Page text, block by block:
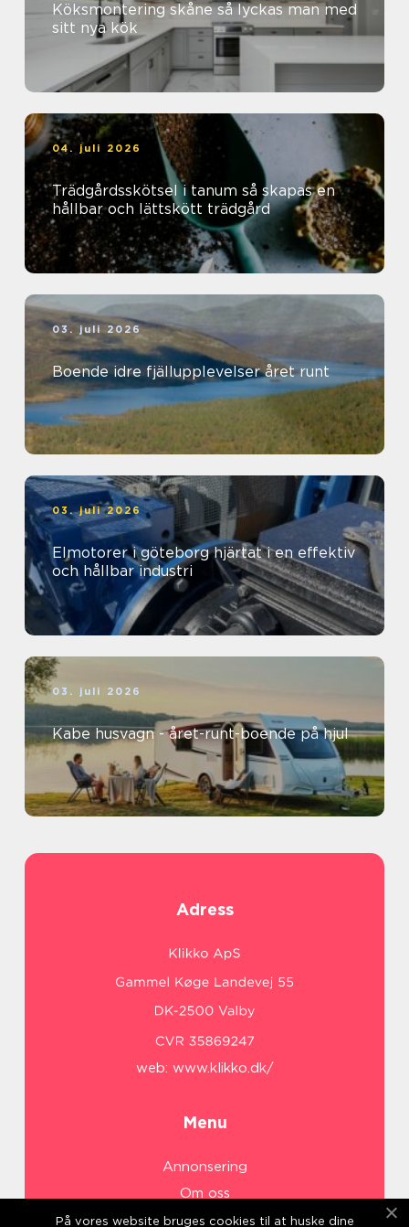
Köksmontering skåne så lyckas man med
sitt nya kök
04. juli 2026
Trädgårdsskötsel i tanum så skapas en
hållbar och lättskött trädgård
03. juli 2026
Boende idre fjällupplevelser året runt
03. juli 2026
Elmotorer i göteborg hjärtat i en effektiv
och hållbar industri
03. juli 2026
Kabe husvagn - året-runt-boende på hjul
Adress
web: www.klikko.dk/
Menu
Annonsering
Om oss
Cookies
På vores website bruges cookies til at huske dine